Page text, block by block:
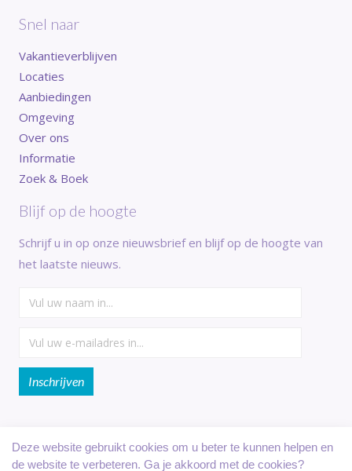
Deze website gebruikt cookies om u beter te kunnen helpen en
de website te verbeteren. Ga je akkoord met de cookies?
Snel naar
Vakantieverblijven
Locaties
Aanbiedingen
Omgeving
Over ons
Informatie
Zoek & Boek
Blijf op de hoogte
Schrijf u in op onze nieuwsbrief en blijf op de hoogte van
het laatste nieuws.